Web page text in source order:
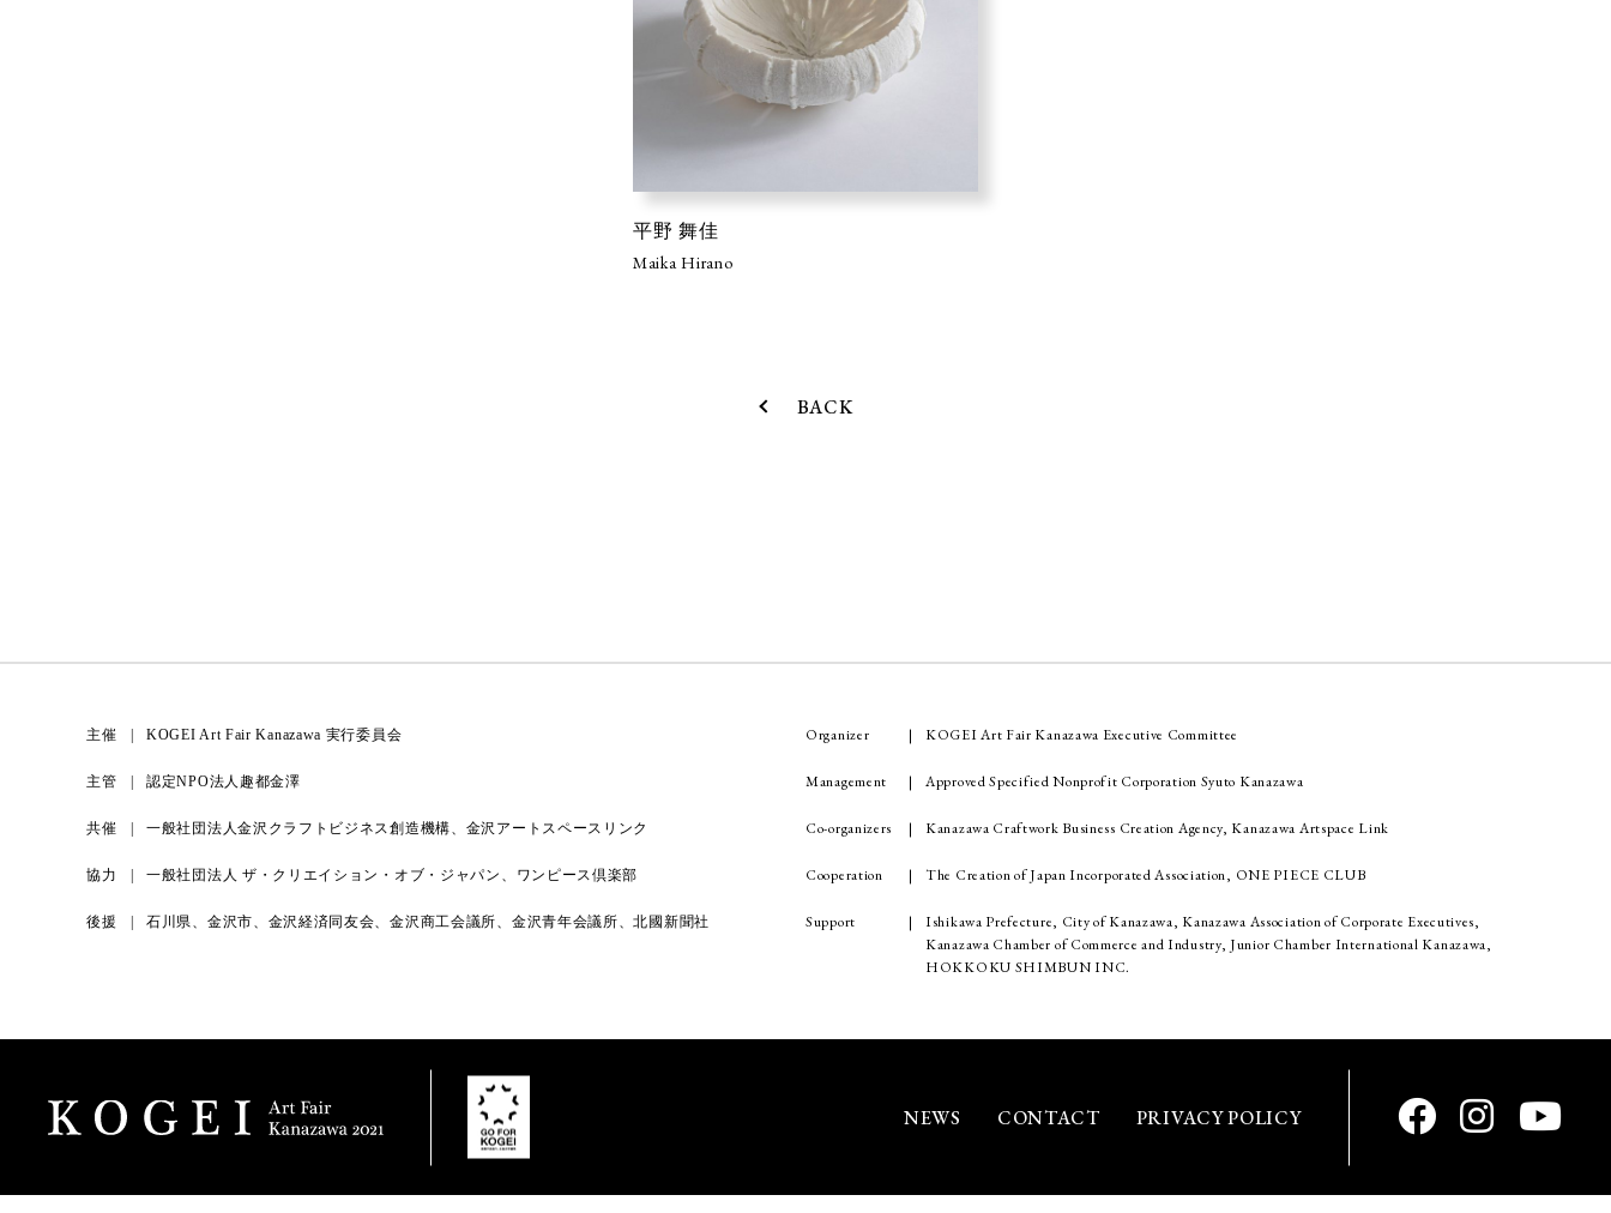
平野 舞佳
Maika Hirano
BACK
主催 KOGEI Art Fair Kanazawa 実行委員会
主管 認定NPO法人趣都金澤
共催 一般社団法人金沢クラフトビジネス創造機構、金沢アートスペースリンク
協力 一般社団法人 ザ・クリエイション・オブ・ジャパン、ワンピース倶楽部
後援 石川県、金沢市、金沢経済同友会、金沢商工会議所、金沢青年会議所、北國新聞社
Organizer KOGEI Art Fair Kanazawa Executive Committee
Management Approved Specified Nonprofit Corporation Syuto Kanazawa
Co-organizers Kanazawa Craftwork Business Creation Agency, Kanazawa Artspace Link
Cooperation The Creation of Japan Incorporated Association, ONE PIECE CLUB
Support
Ishikawa Prefecture, City of Kanazawa, Kanazawa Association of Corporate Executives,
Kanazawa Chamber of Commerce and Industry, Junior Chamber International Kanazawa,
HOKKOKU SHIMBUN INC.
NEWS CONTACT PRIVACY POLICY